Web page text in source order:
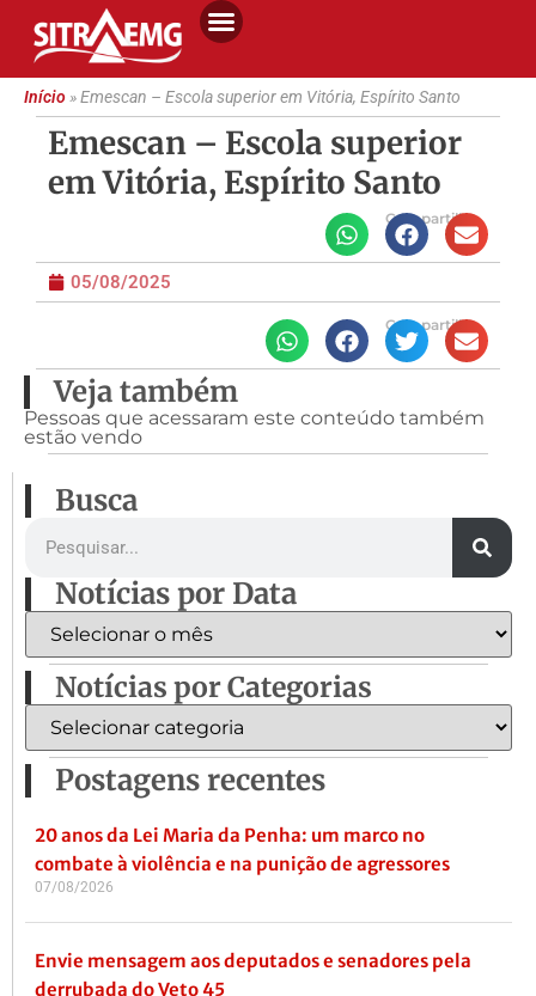
Início»Emescan – Escola superior em Vitória, Espírito Santo
Emescan – Escola superior
em Vitória, Espírito Santo
Compartilhe
05/08/2025
Compartilhe
Veja também
Pessoas que acessaram este conteúdo também
estão vendo
Busca
Notícias por Data
Notícias por Categorias
Postagens recentes
20 anos da Lei Maria da Penha: um marco no
combate à violência e na punição de agressores
07/08/2026
Envie mensagem aos deputados e senadores pela
derrubada do Veto 45